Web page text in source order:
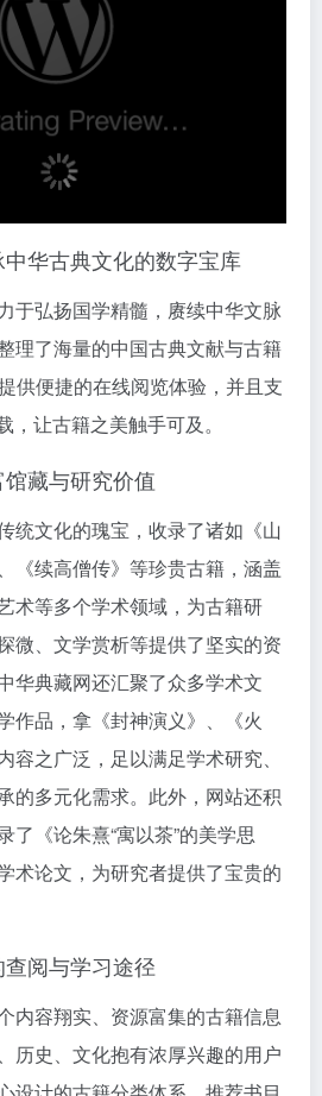
华古典文化的数字宝库
于弘扬国学精髓，赓续中华文脉
理了海量的中国古典文献与古籍
供便捷的在线阅览体验，并且支
让古籍之美触手可及。
藏与研究价值
统文化的瑰宝，收录了诸如《山
《续高僧传》等珍贵古籍，涵盖
术等多个学术领域，为古籍研
微、文学赏析等提供了坚实的资
华典藏网还汇聚了众多学术文
作品，拿《封神演义》、《火
容之广泛，足以满足学术研究、
的多元化需求。此外，网站还积
了《论朱熹“寓以茶”的美学思
术论文，为研究者提供了宝贵的
阅与学习途径
内容翔实、资源富集的古籍信息
历史、文化抱有浓厚兴趣的用户